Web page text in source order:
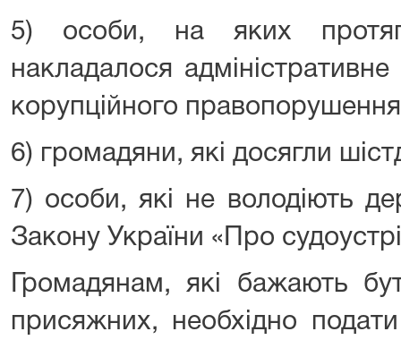
5) особи, на яких
накладалося
корупційного
6) громадяни, які досягли
7) особи, які не володіють
Закону України «Про
Громадянам, які бажають
присяжних, необхідно